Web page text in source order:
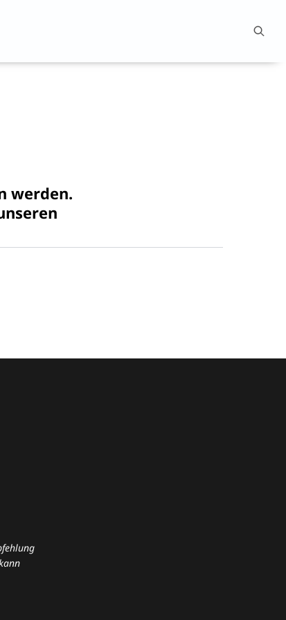
werden.